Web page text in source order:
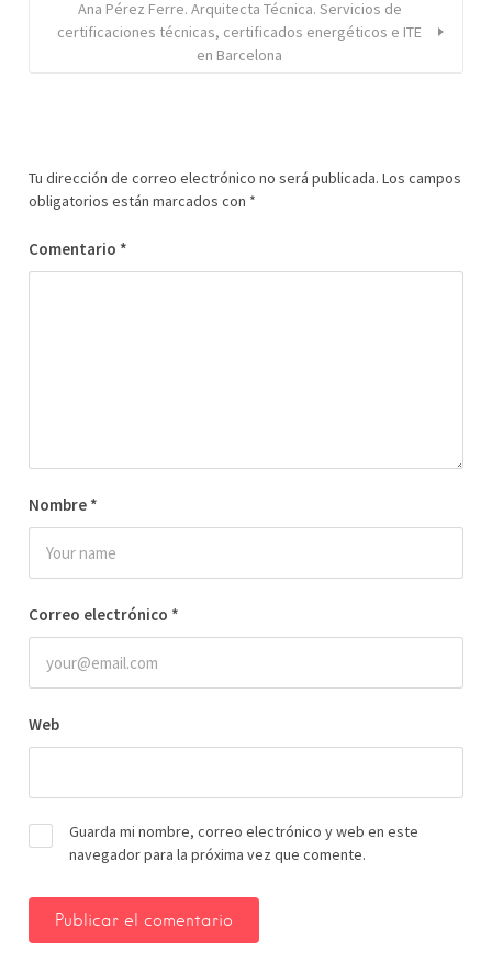
Ana Pérez Ferre. Arquitecta Técnica. Servicios de
certificaciones técnicas, certificados energéticos e ITE
en Barcelona
Tu dirección de correo electrónico no será publicada. Los campos
obligatorios están marcados con *
Comentario *
Nombre *
Correo electrónico *
Web
Guarda mi nombre, correo electrónico y web en este
navegador para la próxima vez que comente.